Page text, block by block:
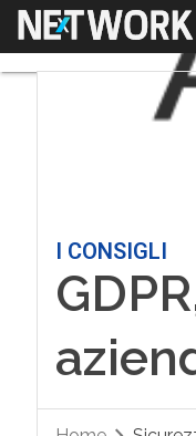
Menu
I CONSIGLI